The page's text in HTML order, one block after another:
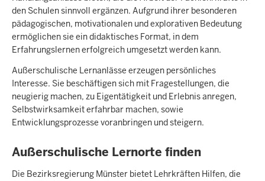
den Schulen sinnvoll ergänzen. Aufgrund ihrer besonderen
pädagogischen, motivationalen und explorativen Bedeutung
ermöglichen sie ein didaktisches Format, in dem
Erfahrungslernen erfolgreich umgesetzt werden kann.
Außerschulische Lernanlässe erzeugen persönliches
Interesse. Sie beschäftigen sich mit Fragestellungen, die
neugierig machen, zu Eigentätigkeit und Erlebnis anregen,
Selbstwirksamkeit erfahrbar machen, sowie
Entwicklungsprozesse voranbringen und steigern.
Außerschulische Lernorte finden
Die Bezirksregierung Münster bietet Lehrkräften Hilfen, die